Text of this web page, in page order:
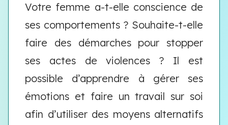
Votre femme a-t-elle conscience de
ses comportements ? Souhaite-t-elle
faire des démarches pour stopper
ses actes de violences ? Il est
possible d’apprendre à gérer ses
émotions et faire un travail sur soi
afin d’utiliser des moyens alternatifs